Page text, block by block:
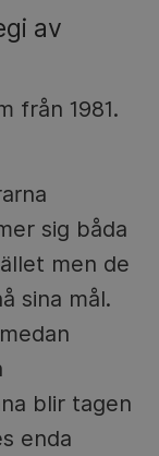
av
från 1981.
sig båda
men de
sina mål.
blir tagen
enda